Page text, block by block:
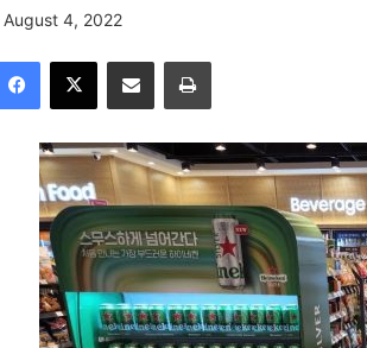
August 4, 2022
이메일